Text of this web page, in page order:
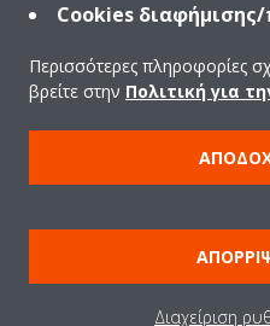
Products
Ανακοίνωση νομικού
Πολιτική Προστασίας
Data
Cookies
Περισσότερες πληροφορίες
βρείτε στην Πολιτική για
Διαχείριση